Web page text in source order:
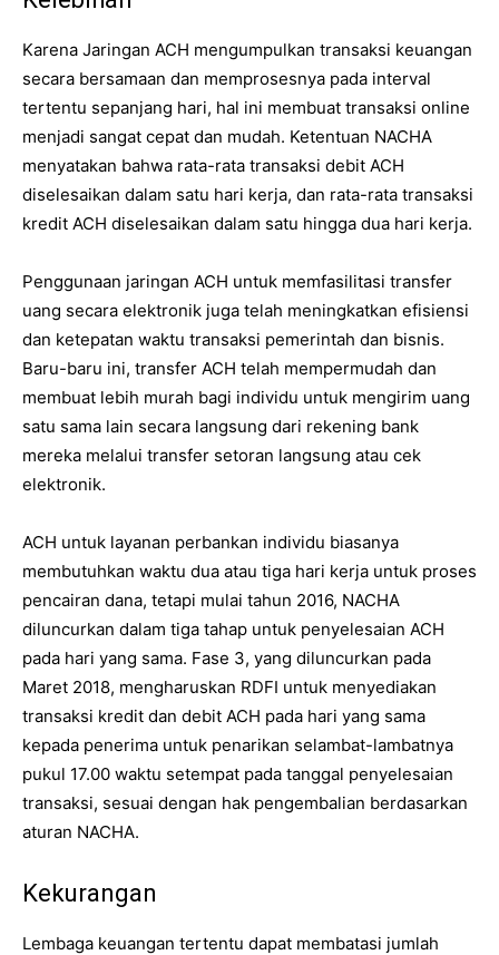
Karena Jaringan ACH mengumpulkan transaksi keuangan
secara bersamaan dan memprosesnya pada interval
tertentu sepanjang hari, hal ini membuat transaksi online
menjadi sangat cepat dan mudah. Ketentuan NACHA
menyatakan bahwa rata-rata transaksi debit ACH
diselesaikan dalam satu hari kerja, dan rata-rata transaksi
kredit ACH diselesaikan dalam satu hingga dua hari kerja.
Penggunaan jaringan ACH untuk memfasilitasi transfer
uang secara elektronik juga telah meningkatkan efisiensi
dan ketepatan waktu transaksi pemerintah dan bisnis.
Baru-baru ini, transfer ACH telah mempermudah dan
membuat lebih murah bagi individu untuk mengirim uang
satu sama lain secara langsung dari rekening bank
mereka melalui transfer setoran langsung atau cek
elektronik.
ACH untuk layanan perbankan individu biasanya
membutuhkan waktu dua atau tiga hari kerja untuk proses
pencairan dana, tetapi mulai tahun 2016, NACHA
diluncurkan dalam tiga tahap untuk penyelesaian ACH
pada hari yang sama. Fase 3, yang diluncurkan pada
Maret 2018, mengharuskan RDFI untuk menyediakan
transaksi kredit dan debit ACH pada hari yang sama
kepada penerima untuk penarikan selambat-lambatnya
pukul 17.00 waktu setempat pada tanggal penyelesaian
transaksi, sesuai dengan hak pengembalian berdasarkan
aturan NACHA.
Kekurangan
Lembaga keuangan tertentu dapat membatasi jumlah